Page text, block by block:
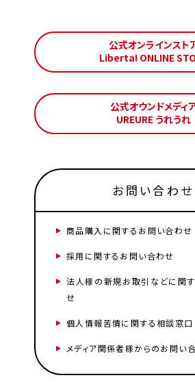
公式オンラインスト
Liberta! ONLINE
公式オウンドメディ
UREURE うれうれ
お問い合わせ
商品購入に関するお問い合わせ
採用に関するお問い合わせ
法人様の新規お取引などに関
せ
個人情報苦情に関する相談窓口
メディア関係者様からのお問い